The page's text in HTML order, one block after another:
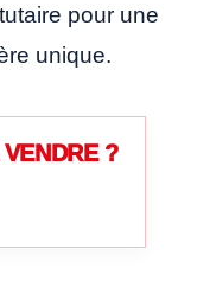
pour une
unique.
?